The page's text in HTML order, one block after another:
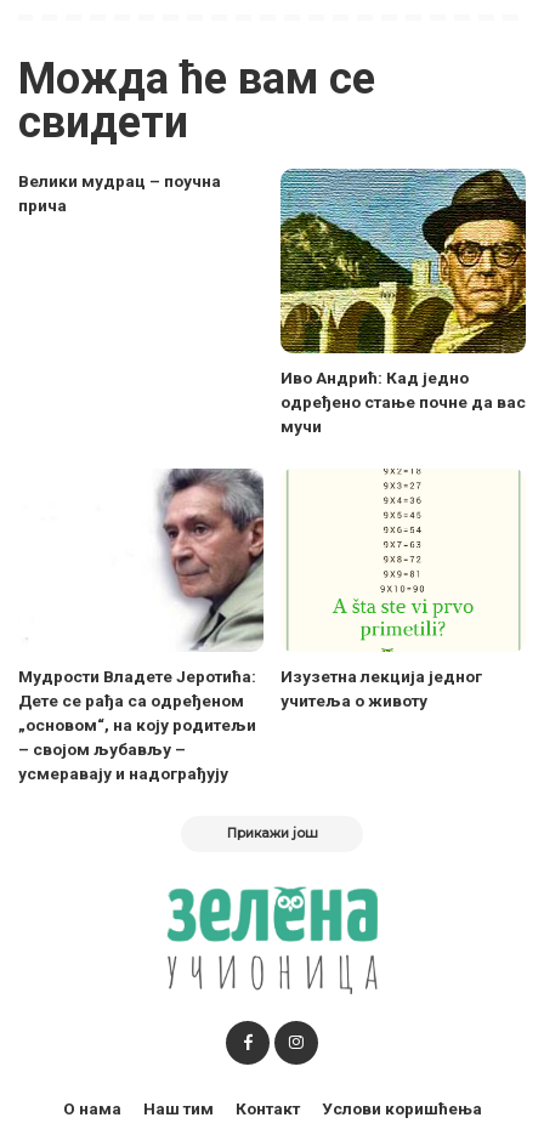
Можда ће вам се
свидети
Велики мудрац – поучна
прича
Иво Андрић: Кад једно
одређено стање почне да вас
мучи
Мудрости Владете Јеротића:
Дете се рађа са одређеном
„основом“, на коју родитељи
– својом љубављу –
усмеравају и надограђују
Изузетна лекција једног
учитеља о животу
Прикажи још
О нама Наш тим Контакт Услови коришћења